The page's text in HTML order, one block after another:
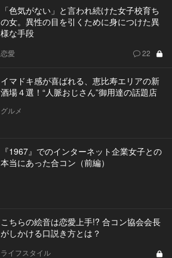
「色気がない」と言われ続けた女子校育ち
の女。異性の目を引くために身につけた異
様な手段
恋愛 22
イマドキ感が喜ばれる、恵比寿エリアの新
酒場４選！“人脈おじさん”御用達の話題店
グルメ
『1967』でのインターネット企業女子との
本当にあった合コン（前編）
こちらの絵音は恋愛上手!? 合コン協会会長
がしかける口説き方とは？
ライフスタイル